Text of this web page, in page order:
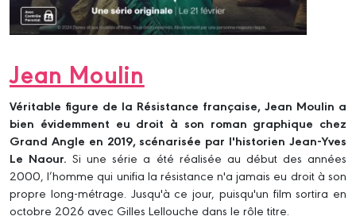
Jean Moulin
Véritable figure de la Résistance française, Jean Moulin a
bien évidemment eu droit à son roman graphique chez
Grand Angle en 2019, scénarisée par l'historien Jean-Yves
Le Naour. Si une série a été réalisée au début des années
2000, l’homme qui unifia la résistance n'a jamais eu droit à son
propre long-métrage. Jusqu'à ce jour, puisqu'un film sortira en
octobre 2026 avec Gilles Lellouche dans le rôle titre.